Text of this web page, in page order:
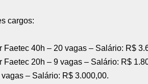
cargos:
40h – 20 vagas – Salário: R$
20h – 9 vagas – Salário: R$
– Salário: R$ 3.000,00.